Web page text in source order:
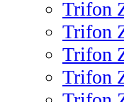
Trifon
Trifon
Trifon
Trifon